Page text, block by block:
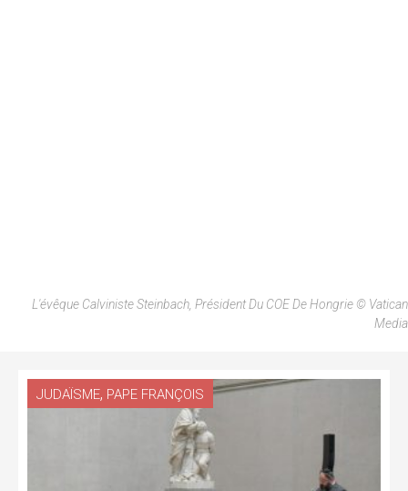
L'évêque Calviniste Steinbach, Président Du COE De Hongrie © Vatican
Media
JUDAÏSME, PAPE FRANÇOIS